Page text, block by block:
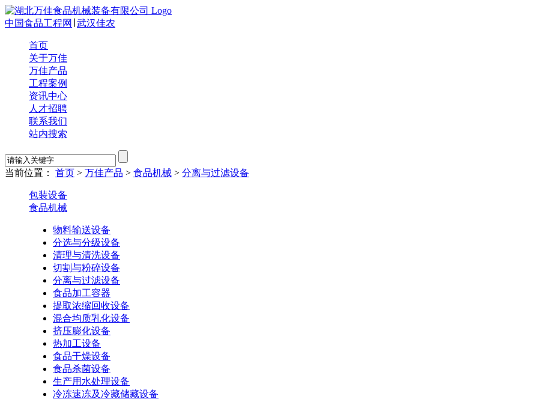
中国食品工程网 武汉佳农
首页
关于万佳
万佳产品
工程案例
资讯中心
人才招聘
联系我们
站内搜索
当前位置： 首页 > 万佳产品 > 食品机械 > 分离与过滤设备
包装设备
食品机械
物料输送设备
分选与分级设备
清理与清洗设备
切割与粉碎设备
分离与过滤设备
食品加工容器
提取浓缩回收设备
混合均质乳化设备
挤压膨化设备
热加工设备
食品干燥设备
食品杀菌设备
生产用水处理设备
冷冻速冻及冷藏储藏设备